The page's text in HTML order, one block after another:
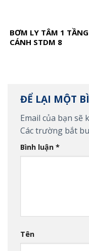
BƠM LY TÂM 1 TẦNG
CÁNH STDM 8
ĐỂ LẠI MỘT
Email của bạn sẽ
Các trường bắt
Bình luận *
Tên